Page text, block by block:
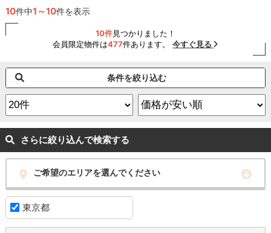
10件中1～10件を表示
10件見つかりました！
会員限定物件は477件あります。今すぐ見る
条件を絞り込む
さらに絞り込んで検索する
ご希望のエリアを選んでください
東京都